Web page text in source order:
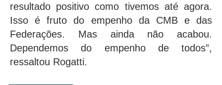
resultado positivo como tivemos até agora.
Isso é fruto do empenho da CMB e das
Federações. Mas ainda não acabou.
Dependemos do empenho de todos”,
ressaltou Rogatti.